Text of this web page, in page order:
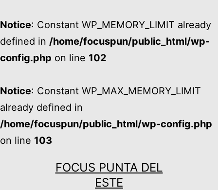
Notice: Constant WP_MEMORY_LIMIT already
defined in /home/focuspun/public_html/wp-
config.php on line 102
Notice: Constant WP_MAX_MEMORY_LIMIT
already defined in
/home/focuspun/public_html/wp-config.php
on line 103
FOCUS PUNTA DEL
ESTE